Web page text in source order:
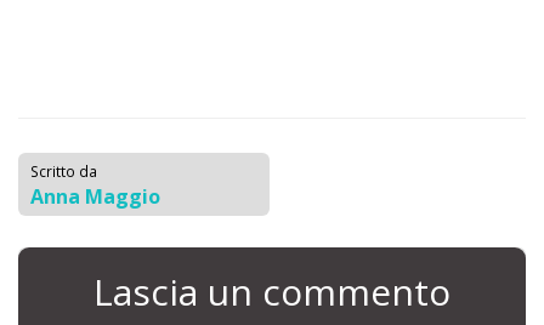
Scritto da
Anna Maggio
Lascia un commento